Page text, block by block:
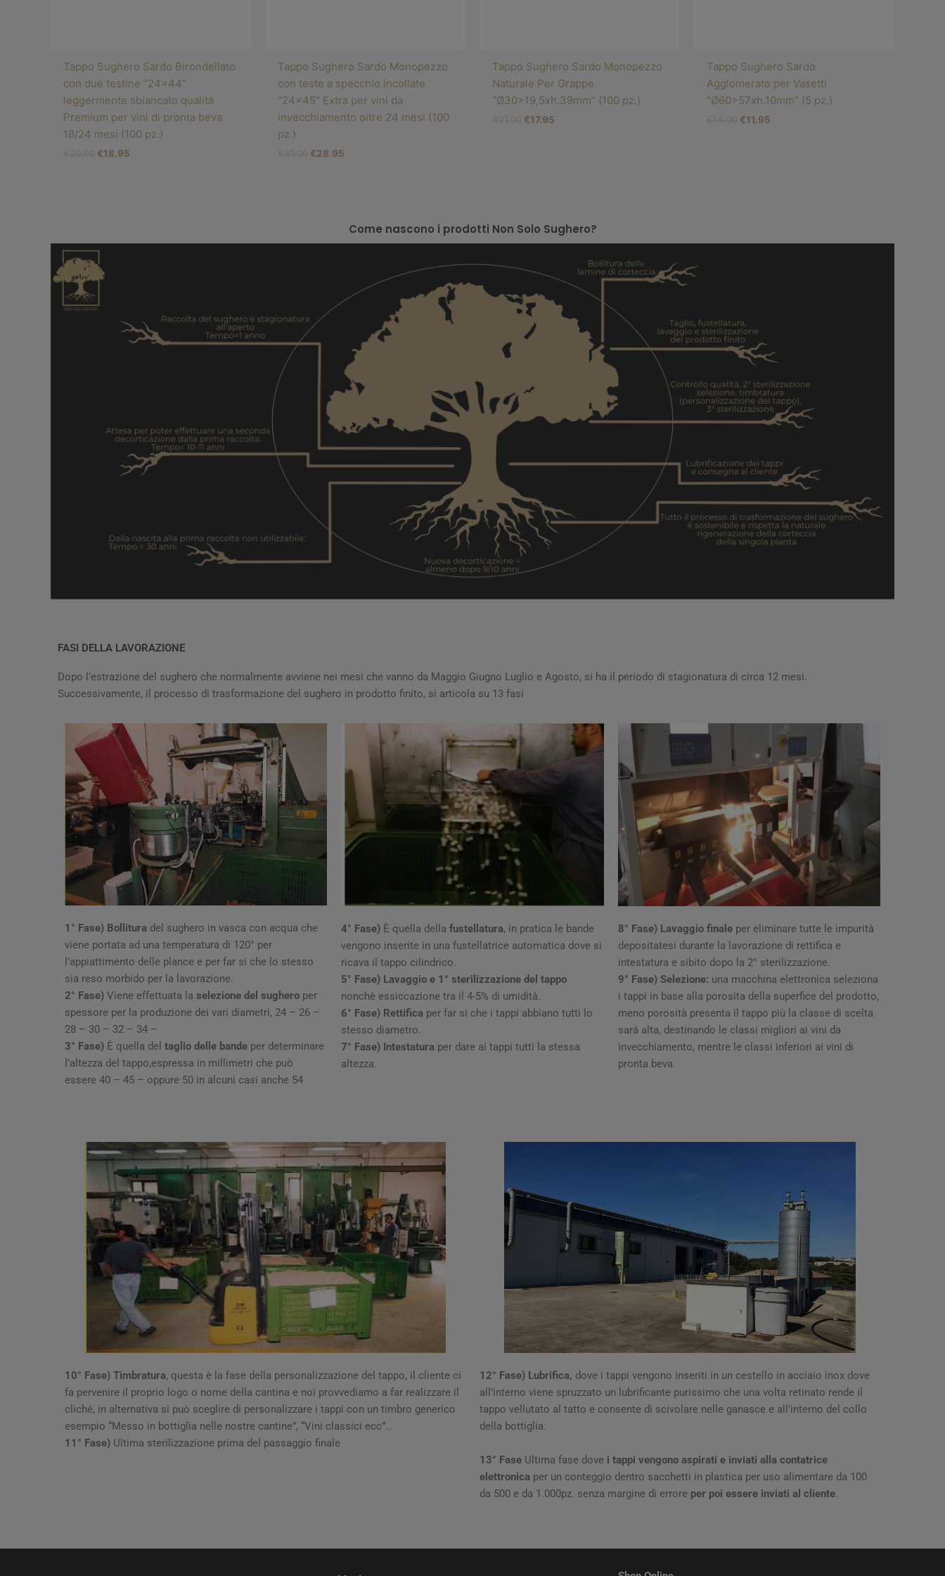
Tappo Sughero Sardo Birondellato
con due testine “24×44”
leggermente sbiancato qualità
Premium per vini di pronta beva
18/24 mesi (100 pz.)
€20.00 €18.95
Tappo Sughero Sardo Monopezzo
con teste a specchio incollate
“24×45” Extra per vini da
invecchiamento oltre 24 mesi (100
pz.)
€31.00 €28.95
Tappo Sughero Sardo Monopezzo
Naturale Per Grappe
“Ø30>19,5xh.39mm” (100 pz.)
€21.00 €17.95
Tappo Sughero Sardo
Agglomerato per Vasetti
“Ø60>57xh.10mm” (5 pz.)
€14.00 €11.95
Come nascono i prodotti Non Solo Sughero?
FASI DELLA LAVORAZIONE
Dopo l’estrazione del sughero che normalmente avviene nei mesi che vanno da Maggio Giugno Luglio e Agosto, si ha il periodo di stagionatura di circa 12 mesi.
Successivamente, il processo di trasformazione del sughero in prodotto finito, si articola su 13 fasi
1° Fase) Bollitura del sughero in vasca con acqua che
viene portata ad una temperatura di 120° per
l’appiattimento delle plance e per far si che lo stesso
sia reso morbido per la lavorazione.
2° Fase) Viene effettuata la selezione del sughero per
spessore per la produzione dei vari diametri, 24 – 26 –
28 – 30 – 32 – 34 –
3° Fase) È quella del taglio delle bande per determinare
l’altezza del tappo,espressa in millimetri che può
essere 40 – 45 – oppure 50 in alcuni casi anche 54
4° Fase) È quella dellafustellatura, in pratica le bande
vengono inserite in una fustellatrice automatica dove si
ricava il tappo cilindrico.
5° Fase) Lavaggio e 1° sterilizzazione del tappo
nonchè essiccazione tra il 4-5% di umidità.
6° Fase) Rettifica per far si che i tappi abbiano tutti lo
stesso diametro.
7° Fase) Intestatura per dare ai tappi tutti la stessa
altezza.
8° Fase) Lavaggio finaleper eliminare tutte le impurità
depositatesi durante la lavorazione di rettifica e
intestatura e sibito dopo la 2° sterilizzazione.
9° Fase) Selezione: una macchina elettronica seleziona
i tappi in base alla porosita della superfice del prodotto,
meno porosità presenta il tappo più la classe di scelta
sarà alta, destinando le classi migliori ai vini da
invecchiamento, mentre le classi inferiori ai vini di
pronta beva.
10° Fase) Timbratura, questa è la fase della personalizzazione del tappo, il cliente ci
fa pervenire il proprio logo o nome della cantina e noi provvediamo a far realizzare il
cliché, in alternativa si può sceglire di personalizzare i tappi con un timbro generico
esempio “Messo in bottiglia nelle nostre cantine”, “Vini classici ecc”…
11° Fase) Ultima sterilizzazione prima del passaggio finale
12° Fase) Lubrifica, dove i tappi vengono inseriti in un cestello in acciaio inox dove
all’interno viene spruzzato un lubrificante purissimo che una volta retinato rende il
tappo vellutato al tatto e consente di scivolare nelle ganasce e all’interno del collo
della bottiglia.
13° Fase Ultima fase dove i tappi vengono aspirati e inviati alla contatrice
elettronica per un conteggio dentro sacchetti in plastica per uso alimentare da 100
da 500 e da 1.000pz. senza margine di errore per poi essere inviati al cliente.